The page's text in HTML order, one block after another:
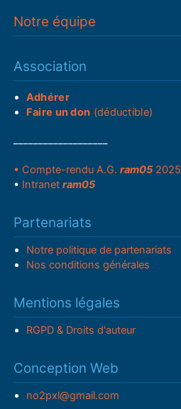
Notre équipe
Association
Adhérer
Faire un don (déductible)
• Compte-rendu A.G.ram05 2025
• Intranetram05
Partenariats
Notre politique de partenariats
Nos conditions générales
Mentions légales
RGPD & Droits d'auteur
Conception Web
no2pxl@gmail.com